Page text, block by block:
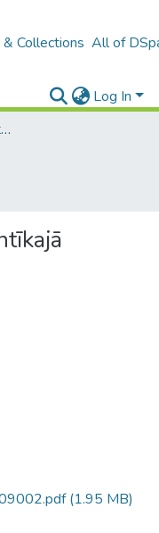
Collections All of
Log In
B4 – LU fakultātes / Faculties of the UL
(1.95 MB)